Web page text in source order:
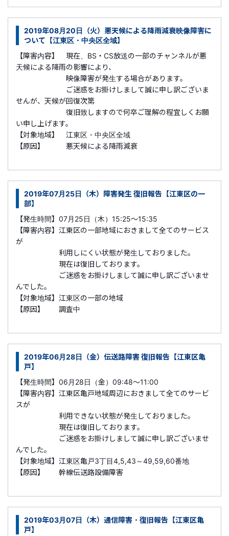
2019年08月20日（火）悪天候による降雨減衰映像障害に
ついて【江東区・中央区全域】
【障害内容】 現在、BS・CS放送の一部のチャンネルが悪
天候による降雨の影響により、
映像障害が発生する場合があります。
ご迷惑をお掛けしまして誠に申し訳ございま
せんが、天候が回復次第
復旧致しますので何卒ご理解の程宜しくお願
い申し上げます。
【対象地域】 江東区・中央区全域
【原因】 悪天候による降雨減衰
2019年07月25日（木）障害発生 復旧報告【江東区の一
部】
【発生時間】07月25日（木）15:25～15:35
【障害内容】江東区の一部地域におきまして全てのサービス
が
利用しにくい状態が発生しておりました。
現在は復旧しております。
ご迷惑をお掛けしまして誠に申し訳ございませ
んでした。
【対象地域】江東区の一部の地域
【原因】 調査中
2019年06月28日（金）伝送路障害 復旧報告【江東区亀
戸】
【発生時間】06月28日（金）09:48～11:00
【障害内容】江東区亀戸地域周辺におきまして全てのサービ
スが
利用できない状態が発生しておりました。
現在は復旧しております。
ご迷惑をお掛けしまして誠に申し訳ございませ
んでした。
【対象地域】江東区亀戸3丁目4,5,43～49,59,60番地
【原因】 幹線伝送路設備障害
2019年03月07日（木）通信障害・復旧報告【江東区亀
戸】